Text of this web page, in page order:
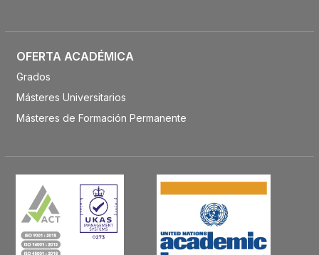
OFERTA ACADÉMICA
Grados
Másteres Universitarios
Másteres de Formación Permanente